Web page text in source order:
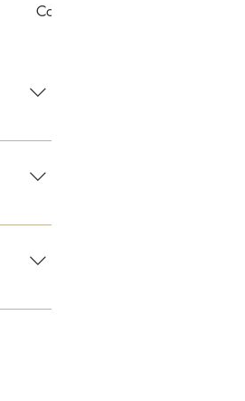
Contact & Advies
bij